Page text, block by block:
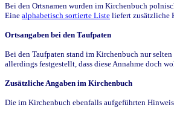
Bei den Ortsnamen wurden im Kirchenbuch
Eine alphabetisch sortierte Liste liefert zusätzliche
Ortsangaben bei den Taufpaten
Bei den Taufpaten stand im Kirchenbuch nur
allerdings festgestellt, dass diese Annahme doch
Zusätzliche Angaben im Kirchenbuch
Die im Kirchenbuch ebenfalls aufgeführten